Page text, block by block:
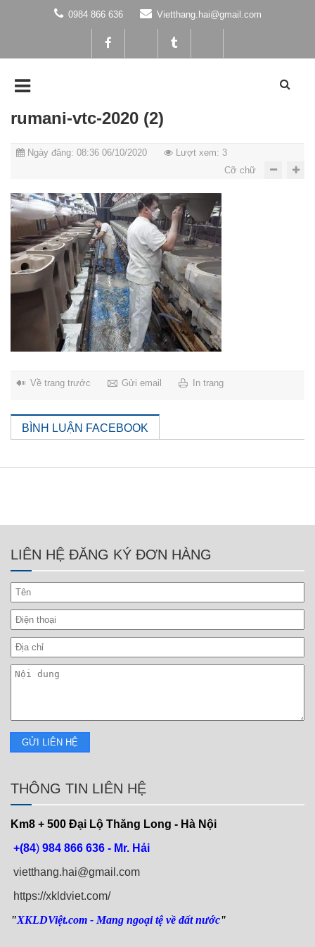
0984 866 636 Vietthang.hai@gmail.com
rumani-vtc-2020 (2)
Ngày đăng: 08:36 06/10/2020
Lượt xem: 3
Cỡ chữ
Về trang trước Gửi email In trang
BÌNH LUẬN FACEBOOK
LIÊN HỆ ĐĂNG KÝ ĐƠN HÀNG
THÔNG TIN LIÊN HỆ
Km8 + 500 Đại Lộ Thăng Long - Hà Nội
+(84) 984 866 636 - Mr. Hải
vietthang.hai@gmail.com
https://xkldviet.com/
"XKLDViệt.com - Mang ngoại tệ về đất nước"